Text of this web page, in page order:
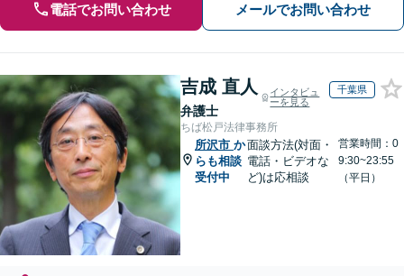
電話でお問い合わせ メールでお問い合わせ
吉成 直人
弁護士
インタビュ
ーを見る
千葉県
ちば松戸法律事務所
所沢市 か
らも相談
受付中
面談方法(対面・
電話・ビデオな
ど)は応相談
営業時間：0
9:30~23:55
（平日）